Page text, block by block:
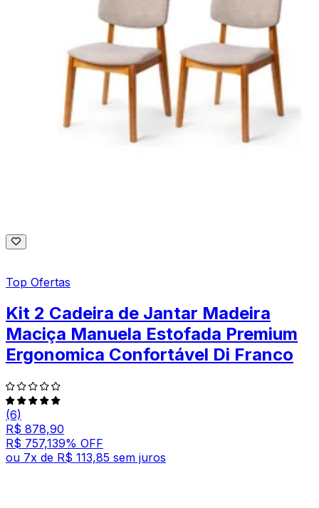
Top Ofertas
Kit 2 Cadeira de Jantar Madeira
Maciça Manuela Estofada Premium
Ergonomica Confortável Di Franco
(6)
R$ 878,90
R$ 757,139% OFF
ou 7x de R$ 113,85 sem juros